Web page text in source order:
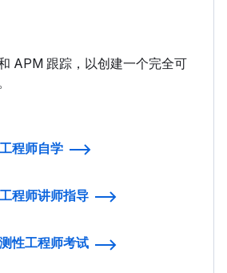
APM 跟踪，以创建一个完全可
程师自学
程师讲师指导
性工程师考试